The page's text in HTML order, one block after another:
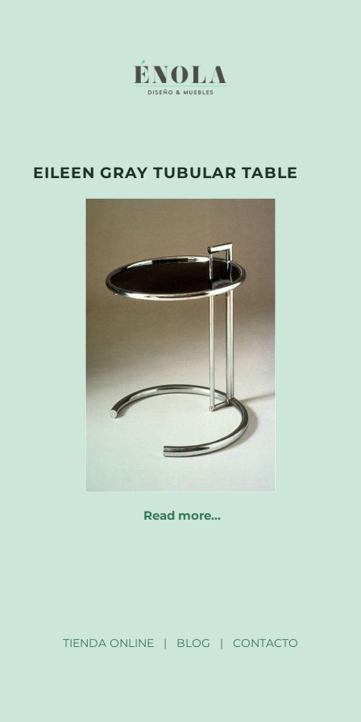
EILEEN GRAY TUBULAR TABLE
Read more…
TIENDA ONLINE| BLOG | CONTACTO